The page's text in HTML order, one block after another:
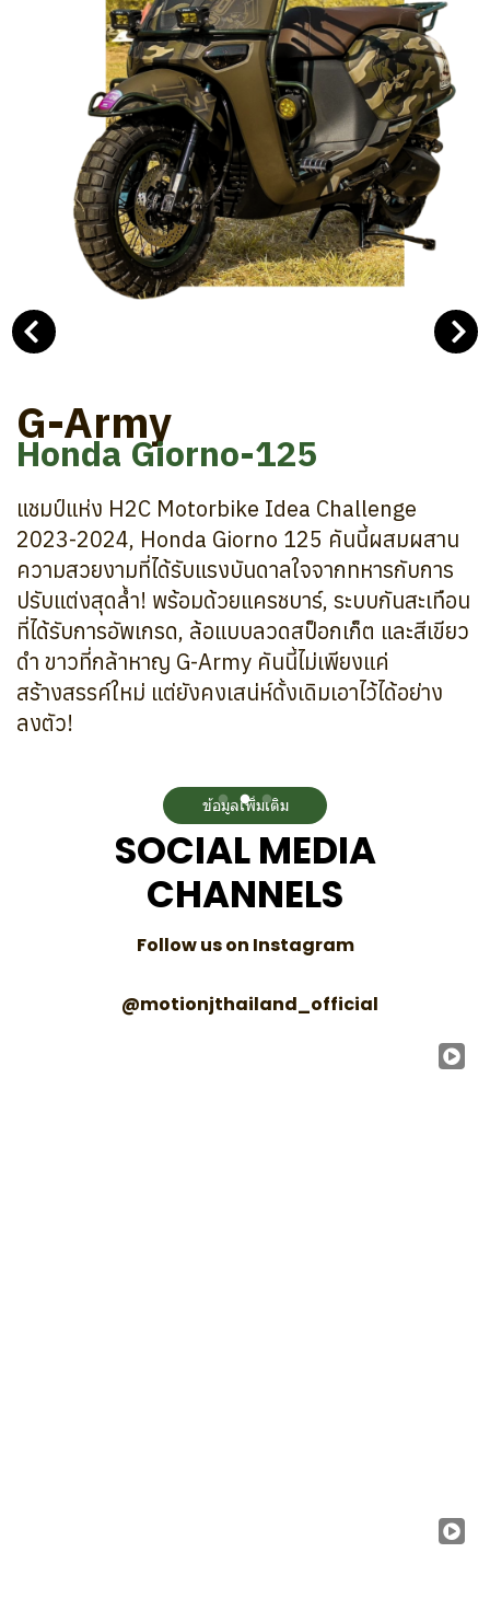
G-Army
Honda Giorno-125
แชมป์แห่ง H2C Motorbike Idea Challenge
2023-2024, Honda Giorno 125 คันนี้ผสมผสาน
ความสวยงามที่ได้รับแรงบันดาลใจจากทหารกับการ
ปรับแต่งสุดล้ำ! พร้อมด้วยแครชบาร์, ระบบกันสะเทือน
ที่ได้รับการอัพเกรด, ล้อแบบลวดสป็อกเก็ต และสีเขียว
ดำ ขาวที่กล้าหาญ G-Army คันนี้ไม่เพียงแค่
สร้างสรรค์ใหม่ แต่ยังคงเสน่ห์ดั้งเดิมเอาไว้ได้อย่าง
ลงตัว!
ข้อมูลเพิ่มเติม
SOCIALMEDIA
CHANNELS
Follow us on Instagram
@motionjthailand_official